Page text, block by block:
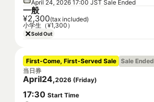
April 24, 2026 17:00 JST Sale Ended
一般
¥2,300(tax included)
小学生（¥1,300）
Sold Out
First-Come, First-Served Sale Sale Ended
当日券
April24,2026 (Friday)
17:30 Start Time